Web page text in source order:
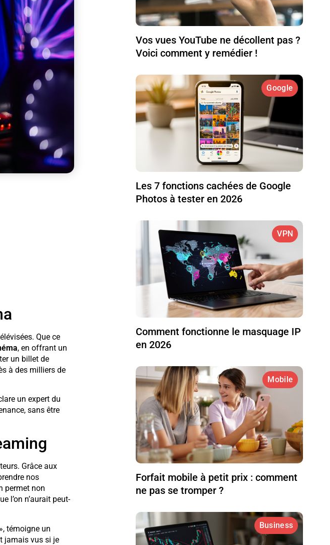
Que ce
, en offrant un
un billet de
à des milliers de
un expert du
sans être
Grâce aux
nos
permet non
l’on n’aurait peut-
témoigne un
jamais vus si je
Vos vues YouTube ne décollent pas ?
Voici comment y remédier !
Google
Les 7 fonctions cachées de Google
Photos à tester en 2026
VPN
Comment fonctionne le masquage IP
en 2026
Mobile
Forfait mobile à petit prix : comment
ne pas se tromper ?
Business